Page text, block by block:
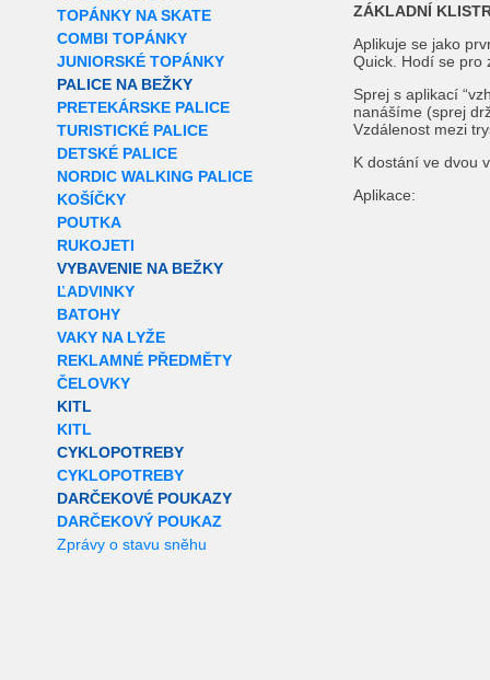
TOPÁNKY NA SKATE
COMBI TOPÁNKY
JUNIORSKÉ TOPÁNKY
PALICE NA BEŽKY
PRETEKÁRSKE PALICE
TURISTICKÉ PALICE
DETSKÉ PALICE
NORDIC WALKING PALICE
KOŠÍČKY
POUTKA
RUKOJETI
VYBAVENIE NA BEŽKY
ĽADVINKY
BATOHY
VAKY NA LYŽE
REKLAMNÉ PŘEDMĚTY
ČELOVKY
KITL
KITL
CYKLOPOTREBY
CYKLOPOTREBY
DARČEKOVÉ POUKAZY
DARČEKOVÝ POUKAZ
Zprávy o stavu sněhu
ZÁKLADNÍ
Aplikuje se jako
Quick. Hodí se pro
Sprej s aplikací
nanášíme (sprej
Vzdálenost mezi
K dostání ve dvou
Aplikace: